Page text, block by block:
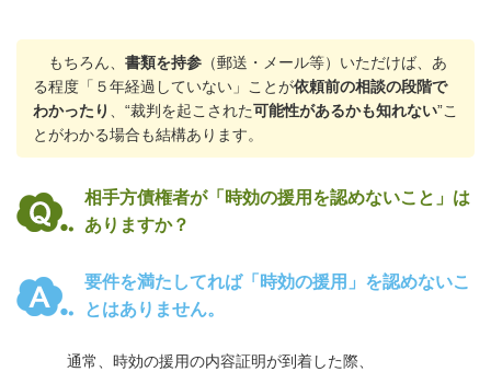
もちろん、 書類を持参 （郵送・メール等）いただけば、あ
る程度「５年経過していない」ことが依頼前の相談の段階で
わかったり 、“裁判を起こされた可能性があるかも知れない”こ
とがわかる場合も結構あります。
相手方債権者が「時効の援用を認めないこと」は
ありますか？
要件を満たしてれば「時効の援用」を認めないこ
とはありません。
通常、時効の援用の内容証明が到着した際、